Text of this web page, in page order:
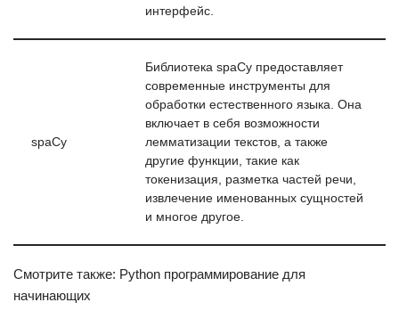
интерфейс.
spaCy
Библиотека spaCy предоставляет
современные инструменты для
обработки естественного языка. Она
включает в себя возможности
лемматизации текстов, а также
другие функции, такие как
токенизация, разметка частей речи,
извлечение именованных сущностей
и многое другое.
Смотрите также: Python программирование для
начинающих